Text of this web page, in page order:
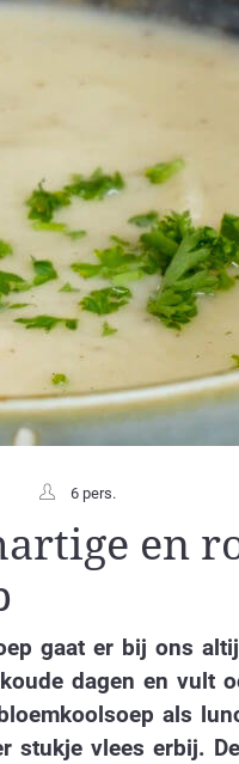
6 pers.
en
gaat er bij ons
dagen en vult
als
stukje vlees erbij.